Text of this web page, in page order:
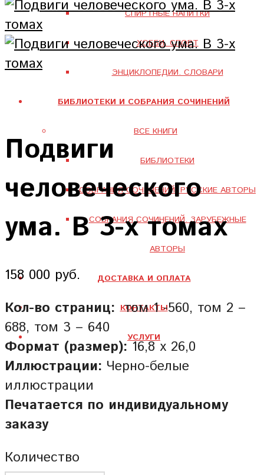
СПИРТНЫЕ НАПИТКИ
ХОББИ. СПОРТ
ЭНЦИКЛОПЕДИИ. СЛОВАРИ
БИБЛИОТЕКИ И СОБРАНИЯ СОЧИНЕНИЙ
ВСЕ КНИГИ
БИБЛИОТЕКИ
СОБРАНИЯ СОЧИНЕНИЙ. РУССКИЕ АВТОРЫ
СОБРАНИЯ СОЧИНЕНИЙ. ЗАРУБЕЖНЫЕ
АВТОРЫ
ДОСТАВКА И ОПЛАТА
КОНТАКТЫ
УСЛУГИ
Подвиги
человеческого
ума. В 3-х томах
158 000 руб.
Кол-во страниц: том 1 -560, том 2 –
688, том 3 – 640
Формат (размер):16,8 х 26,0
Иллюстрации: Черно-белые
иллюстрации
Печатается по индивидуальному
заказу
Количество